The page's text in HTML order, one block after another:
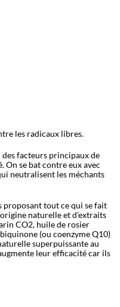
les radicaux libres.
facteurs principaux de
On se bat contre eux avec
neutralisent les méchants
proposant tout ce qui se fait
naturelle et d’extraits
CO2, huile de rosier
(ou coenzyme Q10)
superpuissante au
leur efficacité car ils